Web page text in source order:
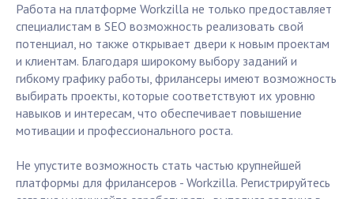
Работа на платформе Workzilla не только предоставляет
специалистам в SEO возможность реализовать свой
потенциал, но также открывает двери к новым проектам
и клиентам. Благодаря широкому выбору заданий и
гибкому графику работы, фрилансеры имеют возможность
выбирать проекты, которые соответствуют их уровню
навыков и интересам, что обеспечивает повышение
мотивации и профессионального роста.
Не упустите возможность стать частью крупнейшей
платформы для фрилансеров - Workzilla. Регистрируйтесь